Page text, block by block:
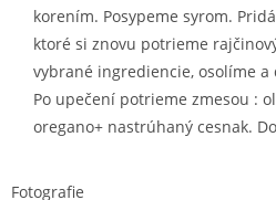
korením. Posypeme syrom.
ktoré si znovu potrieme
vybrané ingrediencie, osolíme
Po upečení potrieme zmesou :
oregano+ nastrúhaný cesnak.
Fotografie